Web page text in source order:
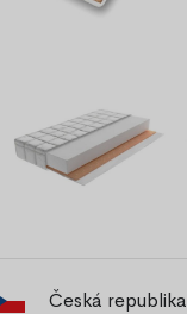
Česká republika